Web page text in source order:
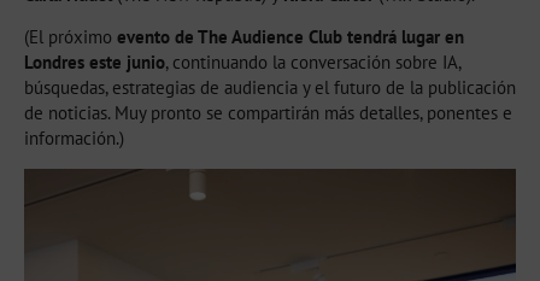
(El próximo evento de The Audience Club tendrá lugar en
Londres este junio, continuando la conversación sobre IA,
búsquedas, estrategias de audiencia y el futuro de la publicación
de noticias. Muy pronto se compartirán más detalles, ponentes e
información.)